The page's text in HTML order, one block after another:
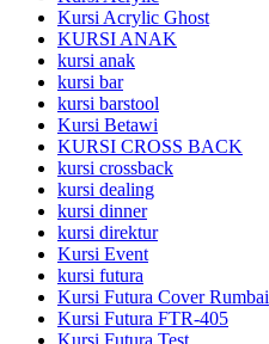
Kursi Acrylic Ghost
KURSI ANAK
kursi anak
kursi bar
kursi barstool
Kursi Betawi
KURSI CROSS BACK
kursi crossback
kursi dealing
kursi dinner
kursi direktur
Kursi Event
kursi futura
Kursi Futura Cover Rumbai
Kursi Futura FTR-405